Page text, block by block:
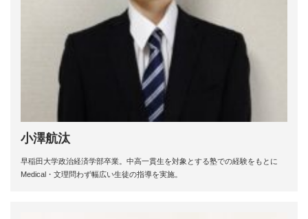
小澤航汰
早稲田大学政治経済学部卒業。中高一貫生を対象とする塾での経験をもとに
Medical・文理問わず幅広い生徒の指導を実施。